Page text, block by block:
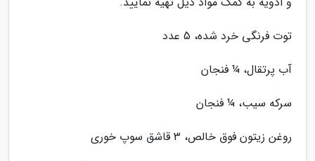
توت فرنگی خرد شده، 5 عدد
آب پرتقال، ¼ فنجان
سرکه سیب، ¼ فنجان
روغن زیتون فوق خالص، 3 قاشق سوپ خوری